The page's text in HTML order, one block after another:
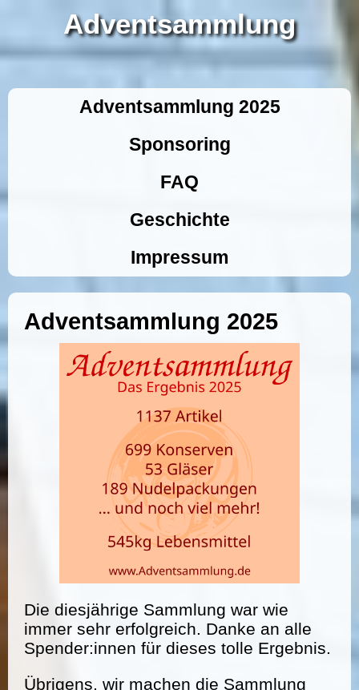
Adventsammlung
Adventsammlung 2025
Sponsoring
FAQ
Geschichte
Impressum
Adventsammlung 2025
Die diesjährige Sammlung war wie
immer sehr erfolgreich. Danke an alle
Spender:innen für dieses tolle Ergebnis.
Übrigens, wir machen die Sammlung